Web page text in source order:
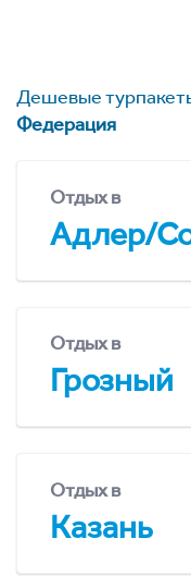
Дешевые
Федерация
Отдых в
Адлер/
Отдых в
Грозный
Отдых в
Казань